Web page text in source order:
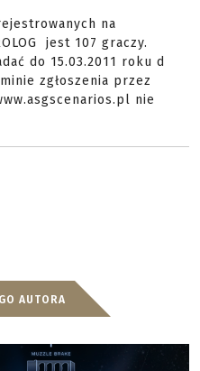
na
jest 107 graczy.
do 15.03.2011 roku d
zgłoszenia przez
nie
AUTORA